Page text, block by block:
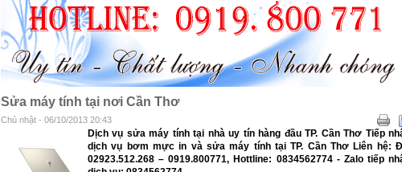
Sửa máy tính tại nơi Cần Thơ
Chủ nhật - 06/10/2013 20:43
Dịch vụ sửa máy tính tại nhà uy tín hàng đầu TP. Cần Thơ Tiếp
dịch vụ bơm mực in và sửa máy tính tại TP. Cần Thơ Liên hệ:
02923.512.268 – 0919.800771, Hottline: 0834562774 - Zalo tiếp